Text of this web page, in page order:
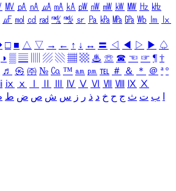
㎹ ㎀ ㎁ ㎂ ㎃ ㎄ ㎺ ㎻ ㎽ ㎾ ㎿ ㎐ ㎑
㎌ ㏖ ㏅ ㎭ ㎮ ㎯ ㏛ ㎩ ㎪ ㎫ ㎬ ㏝ ㏐
㏓
□ ■ △ ▽ → ← ↑ ↓ ↔ 〓 ◁ ◀ ▷ ▶ ♤
◑ ▒ ▤ ▨ ▧ ▦ ▩ ♨ ☏ ☎ ☜ ☞ ¶ †
♬ ㉿ ㈜ № ㏇ ™ ㏂ ㏘ ℡ ＃ ＆ ＊ ＠ ª º
ⅸ ⅹ Ⅳ Ⅴ Ⅵ Ⅶ Ⅷ Ⅸ Ⅹ
ب ت ث ج ح خ د ذ ر ز س ش ص ض ط